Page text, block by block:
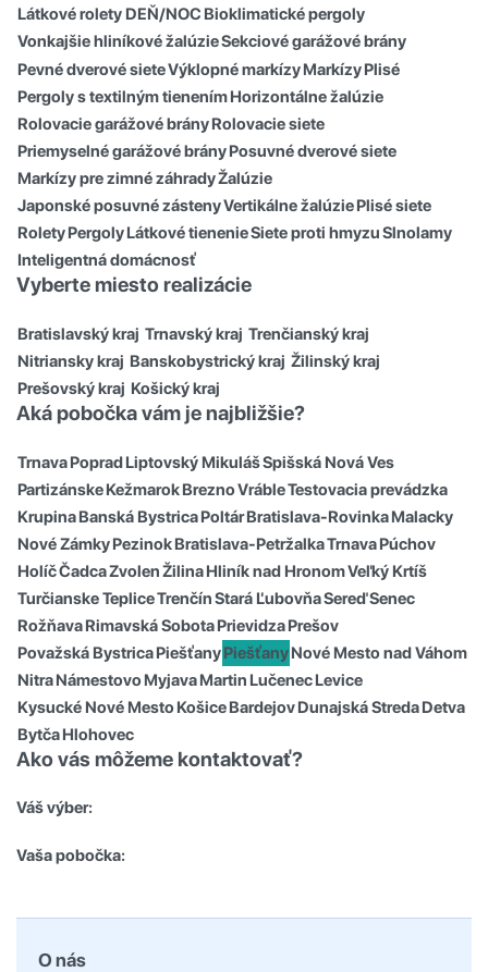
Látkové rolety DEŇ/NOC Bioklimatické pergoly
Vonkajšie hliníkové žalúzieSekciové garážové brány
Pevné dverové sieteVýklopné markízyMarkízyPlisé
Pergoly s textilným tienenímHorizontálne žalúzie
Rolovacie garážové brányRolovacie siete
Priemyselné garážové brányPosuvné dverové siete
Markízy pre zimné záhradyŽalúzie
Japonské posuvné zástenyVertikálne žalúziePlisé siete
RoletyPergolyLátkové tienenieSiete proti hmyzuSlnolamy
Inteligentná domácnosť
Vyberte miesto realizácie
Bratislavský kraj Trnavský kraj Trenčianský kraj
Nitriansky kraj Banskobystrický kraj Žilinský kraj
Prešovský kraj Košický kraj
Aká pobočka vám je najbližšie?
TrnavaPopradLiptovský MikulášSpišská Nová Ves
PartizánskeKežmarokBreznoVrábleTestovacia prevádzka
KrupinaBanská BystricaPoltárBratislava-RovinkaMalacky
Nové ZámkyPezinokBratislava-PetržalkaTrnavaPúchov
HolíčČadcaZvolenŽilinaHliník nad HronomVeľký Krtíš
Turčianske TepliceTrenčínStará ĽubovňaSereďSenec
RožňavaRimavská SobotaPrievidzaPrešov
Považská BystricaPiešťanyPiešťanyNové Mesto nad Váhom
NitraNámestovo MyjavaMartin LučenecLevice
Kysucké Nové Mesto KošiceBardejovDunajská StredaDetva
BytčaHlohovec
Ako vás môžeme kontaktovať?
Váš výber:
Vaša pobočka:
O nás